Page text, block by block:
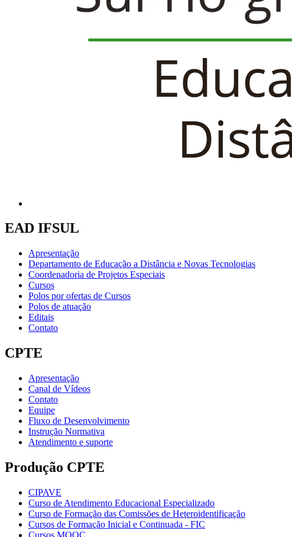
EAD IFSUL
Apresentação
Departamento de Educação a Distância e Novas Tecnologias
Coordenadoria de Projetos Especiais
Cursos
Polos por ofertas de Cursos
Polos de atuação
Editais
Contato
CPTE
Apresentação
Canal de Vídeos
Contato
Equipe
Fluxo de Desenvolvimento
Instrução Normativa
Atendimento e suporte
Produção CPTE
CIPAVE
Curso de Atendimento Educacional Especializado
Curso de Formação das Comissões de Heteroidentificação
Cursos de Formação Inicial e Continuada - FIC
Cursos MOOC